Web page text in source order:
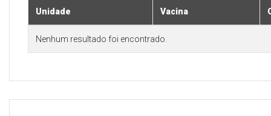
Unidade Vacina
Nenhum resultado foi encontrado.